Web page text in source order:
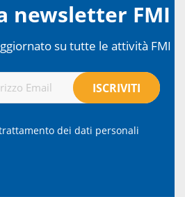
newsletter FMI
su tutte le attività FMI
dei dati personali